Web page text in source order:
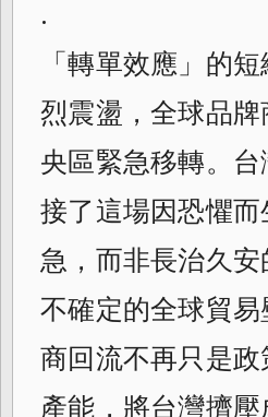
.
「轉單效應」的
烈震盪，全球品
央區緊急移轉。
接了這場因恐懼
急，而非長治久
不確定的全球貿
商回流不再只是
產能，將台灣擠